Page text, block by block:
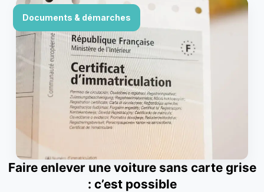
Documents & démarches
Faire enlever une voiture sans carte grise
: c’est possible